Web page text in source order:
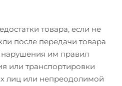
товара, если не
после передачи товара
нарушения им правил
или транспортировки
лиц или непреодолимой